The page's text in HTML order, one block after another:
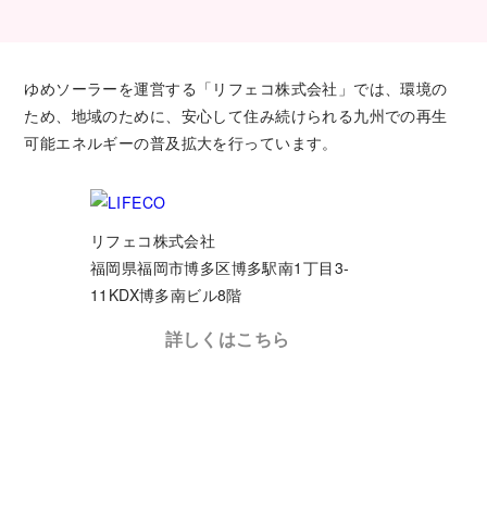
ゆめソーラーを運営する「リフェコ株式会社」では、環境の
ため、地域のために、安心して住み続けられる九州での再生
可能エネルギーの普及拡大を行っています。
リフェコ株式会社
福岡県福岡市博多区博多駅南1丁目3-
11KDX博多南ビル8階
詳しくはこちら